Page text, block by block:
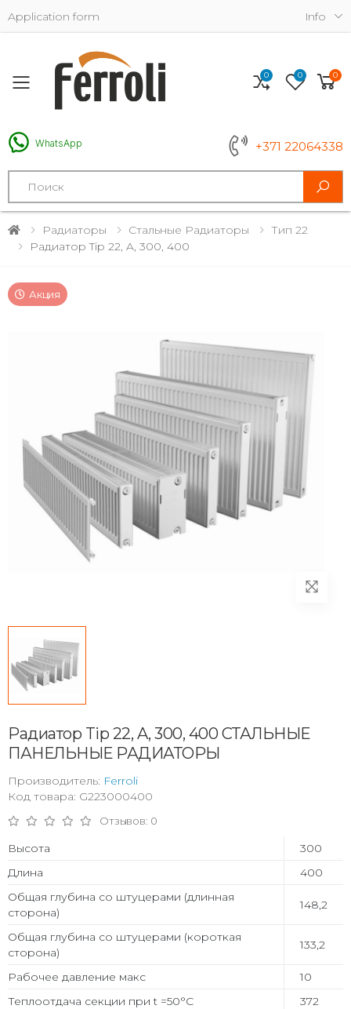
Application form Info
Toggle mobile menu
WhatsApp +371 22064338
Search
0 0 0
Радиаторы Стальные Радиаторы
Тип 22
Радиатор Tip 22, A, 300, 400
Акция
Радиатор Tip 22, A, 300, 400 СТАЛЬНЫЕ
ПАНЕЛЬНЫЕ РАДИАТОРЫ
Производитель: Ferroli
Код товара: G223000400
Отзывов: 0
Высота
300
Длина
400
Общая глубина со штуцерами (длинная
сторона)
148,2
Общая глубина со штуцерами (короткая
сторона)
133,2
Рабочее давление макс
10
Теплоотдача секции при t =50°С
372